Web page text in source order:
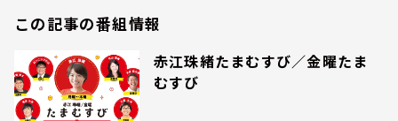
この記事の番組情報
赤江珠緒たまむすび／金曜たま
むすび